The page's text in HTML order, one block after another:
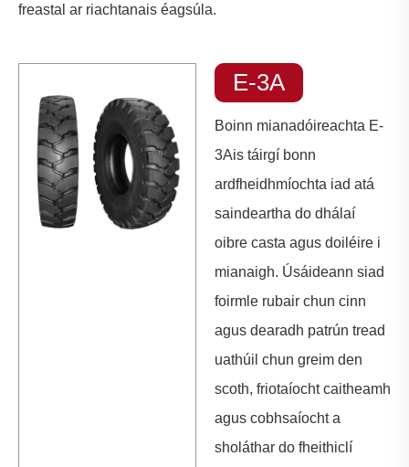
freastal ar riachtanais éagsúla.
E-3A
Boinn mianadóireachta E-
3Ais táirgí bonn
ardfheidhmíochta iad atá
saindeartha do dhálaí
oibre casta agus doiléire i
mianaigh. Úsáideann siad
foirmle rubair chun cinn
agus dearadh patrún tread
uathúil chun greim den
scoth, friotaíocht caitheamh
agus cobhsaíocht a
sholáthar do fheithiclí